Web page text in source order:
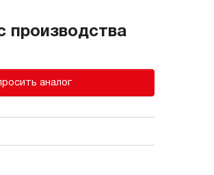
производства
аналог